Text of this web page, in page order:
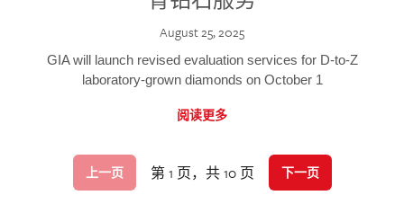
August 25, 2025
GIA will launch revised evaluation services for D-to-Z
laboratory-grown diamonds on October 1
阅读更多
上一页 第 1 页，共 10 页 下一页